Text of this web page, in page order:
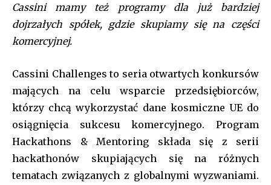
Cassini mamy też programy dla już bardziej
dojrzałych spółek, gdzie skupiamy się na części
komercyjnej.
Cassini Challenges to seria otwartych konkursów
mających na celu wsparcie przedsiębiorców,
którzy chcą wykorzystać dane kosmiczne UE do
osiągnięcia sukcesu komercyjnego. Program
Hackathons & Mentoring składa się z serii
hackathonów skupiających się na różnych
tematach związanych z globalnymi wyzwaniami.